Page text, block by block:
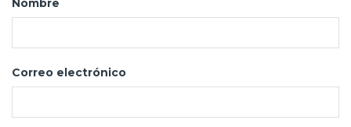
Nombre
Correo electrónico